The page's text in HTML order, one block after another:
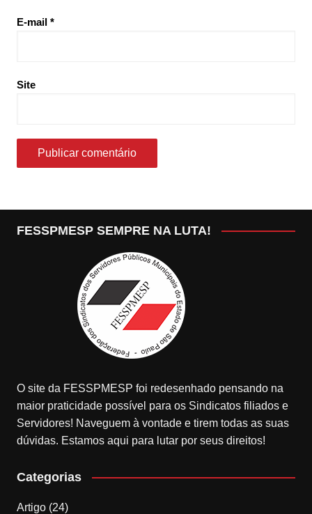
E-mail *
Site
FESSPMESP SEMPRE NA LUTA!
O site da FESSPMESP foi redesenhado pensando na
maior praticidade possível para os Sindicatos filiados e
Servidores! Naveguem à vontade e tirem todas as suas
dúvidas. Estamos aqui para lutar por seus direitos!
Categorias
Artigo(24)